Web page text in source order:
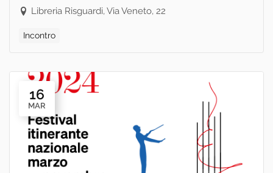
Libreria Risguardi, Via Veneto, 22
Incontro
16
MAR